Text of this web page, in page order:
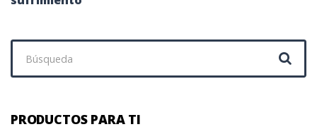
PRODUCTOS PARA TI